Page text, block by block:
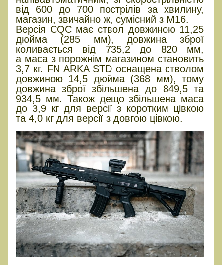
від 600 до 700 пострілів за хвилину,
магазин, звичайно ж, сумісний з M16.
Версія CQC має ствол довжиною 11,25
дюйма (285 мм), довжина зброї
коливається від 735,2 до 820 мм,
а маса з порожнім магазином становить
3,7 кг. FN ARKA STD оснащена стволом
довжиною 14,5 дюйма (368 мм), тому
довжина зброї збільшена до 849,5 та
934,5 мм. Також дещо збільшена маса
до 3,9 кг для версії з коротким цівкою
та 4,0 кг для версії з довгою цівкою.